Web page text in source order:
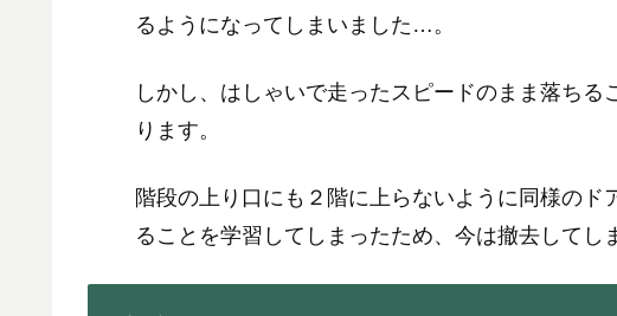
るようになってしまいました…。
しかし、はしゃいで走ったスピードのまま落ち
ります。
階段の上り口にも２階に上らないように同様の
ることを学習してしまったため、今は撤去してし